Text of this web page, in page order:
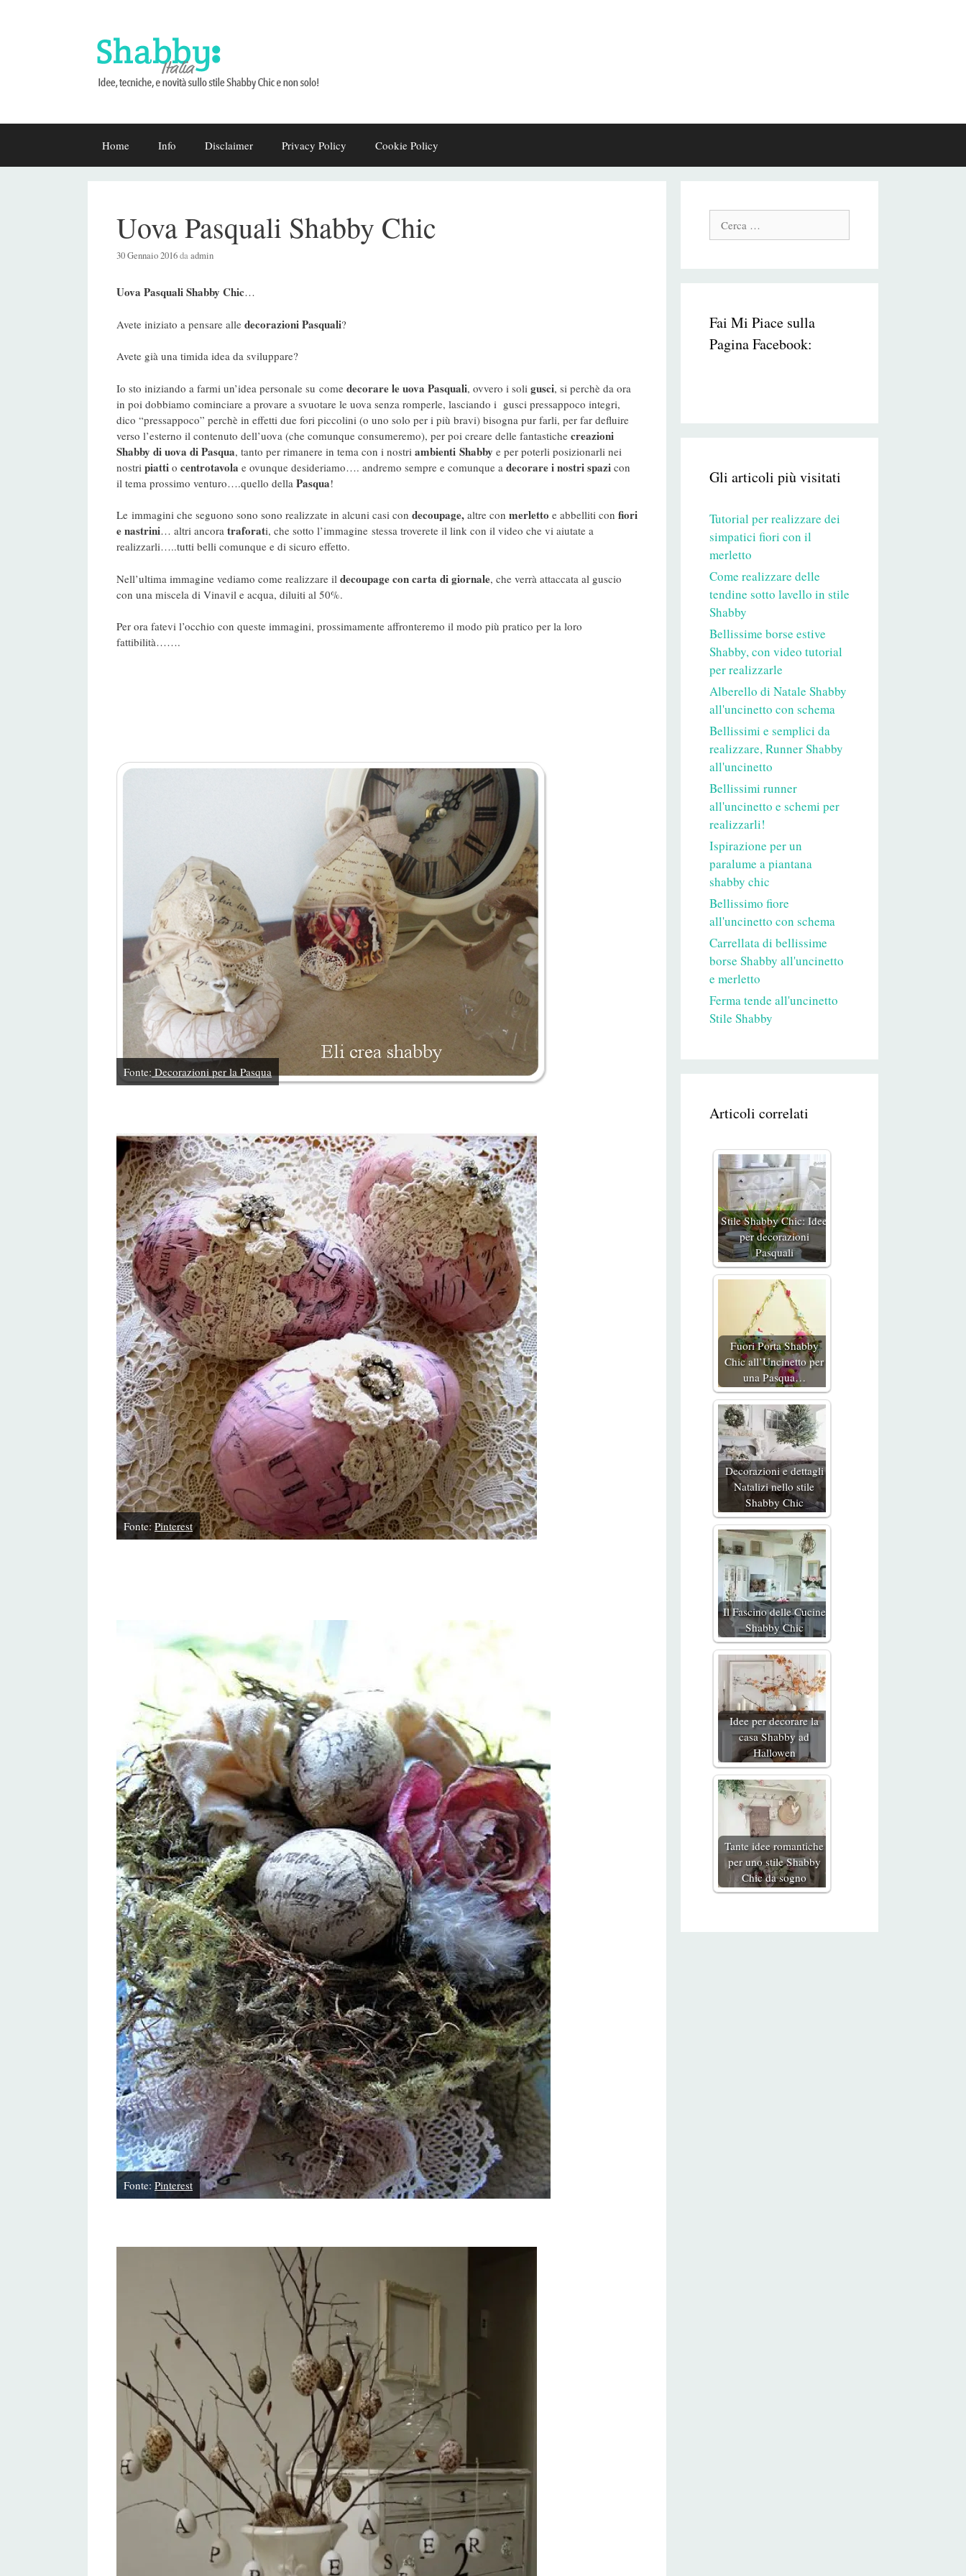
Home Info Disclaimer Privacy Policy Cookie Policy
Uova Pasquali Shabby Chic
30 Gennaio 2016daadmin
Uova Pasquali Shabby Chic…
Avete iniziato a pensare alle decorazioni Pasquali?
Avete già una timida idea da sviluppare?
Io sto iniziando a farmi un’idea personale su come decorare le uova Pasquali, ovvero i soli gusci, si perchè da ora
in poi dobbiamo cominciare a provare a svuotare le uova senza romperle, lasciando i gusci pressappoco integri,
dico “pressappoco” perchè in effetti due fori piccolini (o uno solo per i più bravi) bisogna pur farli, per far defluire
verso l’esterno il contenuto dell’uova (che comunque consumeremo), per poi creare delle fantastiche creazioni
Shabby di uova di Pasqua, tanto per rimanere in tema con i nostri ambienti Shabby e per poterli posizionarli nei
nostri piatti o centrotavola e ovunque desideriamo…. andremo sempre e comunque a decorare i nostri spazi con
il tema prossimo venturo….quello della Pasqua!
Le immagini che seguono sono sono realizzate in alcuni casi con decoupage, altre con merletto e abbelliti con fiori
e nastrini… altri ancora traforati, che sotto l’immagine stessa troverete il link con il video che vi aiutate a
realizzarli…..tutti belli comunque e di sicuro effetto.
Nell’ultima immagine vediamo come realizzare il decoupage con carta di giornale, che verrà attaccata al guscio
con una miscela di Vinavil e acqua, diluiti al 50%.
Per ora fatevi l’occhio con queste immagini, prossimamente affronteremo il modo più pratico per la loro
fattibilità…….
Fonte: Decorazioni per la Pasqua
Fonte: Pinterest
Fonte: Pinterest
Cerca:
Fai Mi Piace sulla
Pagina Facebook:
Gli articoli più visitati
Tutorial per realizzare dei
simpatici fiori con il
merletto
Come realizzare delle
tendine sotto lavello in stile
Shabby
Bellissime borse estive
Shabby, con video tutorial
per realizzarle
Alberello di Natale Shabby
all'uncinetto con schema
Bellissimi e semplici da
realizzare, Runner Shabby
all'uncinetto
Bellissimi runner
all'uncinetto e schemi per
realizzarli!
Ispirazione per un
paralume a piantana
shabby chic
Bellissimo fiore
all'uncinetto con schema
Carrellata di bellissime
borse Shabby all'uncinetto
e merletto
Ferma tende all'uncinetto
Stile Shabby
Articoli correlati
Stile Shabby Chic: Idee
per decorazioni
Pasquali
Fuori Porta Shabby
Chic all’Uncinetto per
una Pasqua…
Decorazioni e dettagli
Natalizi nello stile
Shabby Chic
Il Fascino delle Cucine
Shabby Chic
Idee per decorare la
casa Shabby ad
Hallowen
Tante idee romantiche
per uno stile Shabby
Chic da sogno